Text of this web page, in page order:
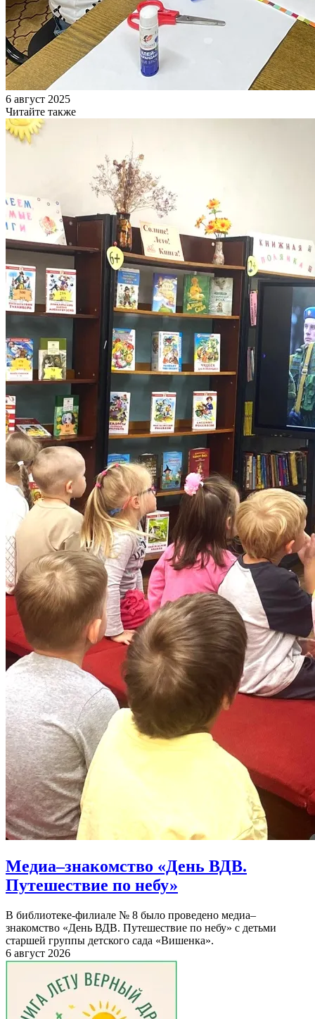
6 август 2025
Читайте также
Медиа–знакомство «День ВДВ.
Путешествие по небу»
В библиотеке-филиале № 8 было проведено медиа–
знакомство «День ВДВ. Путешествие по небу» с детьми
старшей группы детского сада «Вишенка».
6 август 2026